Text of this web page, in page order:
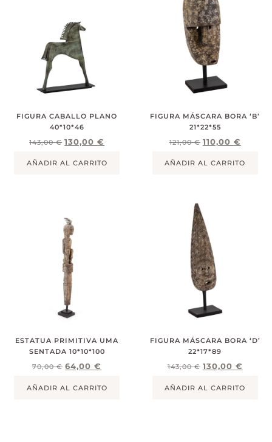
FIGURA CABALLO PLANO
40*10*46
143,00€ 130,00€
AÑADIR AL CARRITO
FIGURA MÁSCARA BORA ‘B’
21*22*55
121,00€ 110,00 €
AÑADIR AL CARRITO
ESTATUA PRIMITIVA UMA
SENTADA 10*10*100
70,00€ 64,00€
AÑADIR AL CARRITO
FIGURA MÁSCARA BORA ‘D’
22*17*89
143,00€ 130,00 €
AÑADIR AL CARRITO